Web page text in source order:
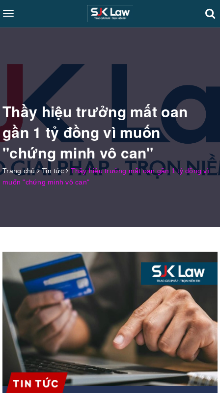
Toggle
navigation
Thầy hiệu trưởng mất oan
gần 1 tỷ đồng vì muốn
"chứng minh vô can"
Trang chủ Tin tức
Thầy hiệu trưởng mất oan gần 1 tỷ đồng vì
muốn "chứng minh vô can"